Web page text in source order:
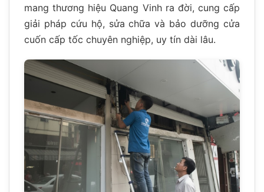
mang thương hiệu Quang Vinh ra đời, cung cấp
giải pháp cứu hộ, sửa chữa và bảo dưỡng cửa
cuốn cấp tốc chuyên nghiệp, uy tín dài lâu.